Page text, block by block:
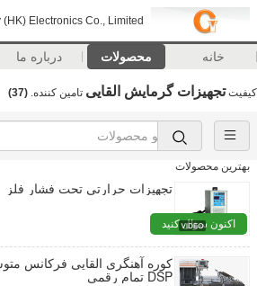
Electronics Co., Limited
خانه محصولات درباره ما
کیفیتتجهیزات گرمایش القایی تامین کننده. (37)
بهترین محصولات
تجهیزات حرارتی تحت فشار فلز
اکنون سؤال کنید
DSP تمام رقمی